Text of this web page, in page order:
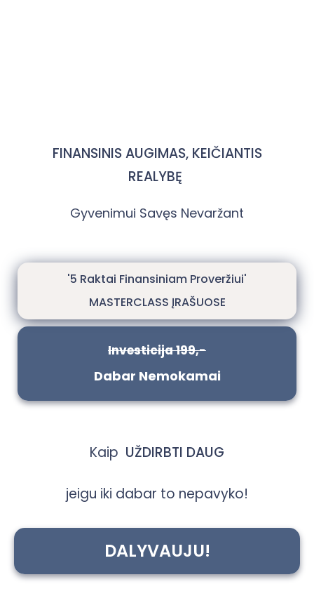
FINANSINIS AUGIMAS, KEIČIANTIS
REALYBĘ
Gyvenimui Savęs Nevaržant
'5 Raktai Finansiniam Proveržiui'
MASTERCLASS ĮRAŠUOSE
Investicija 199,-
Dabar Nemokamai
Kaip UŽDIRBTI DAUG
jeigu iki dabar to nepavyko!
DALYVAUJU!